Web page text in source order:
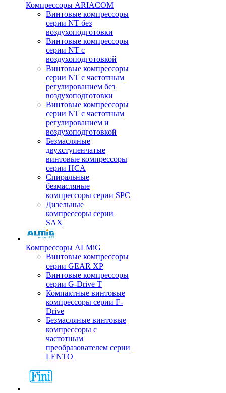
Компрессоры ARIACOM
Винтовые компрессоры
серии NT без
воздухоподготовки
Винтовые компрессоры
серии NT c
воздухоподготовкой
Винтовые компрессоры
серии NT с частотным
регулированием без
воздухоподготовки
Винтовые компрессоры
серии NT с частотным
регулированием и
воздухоподготовкой
Безмасляные
двухступенчатые
винтовые компрессоры
серии HCA
Спиральные
безмасляные
компрессоры серии SPC
Дизельные
компрессоры серии
SAX
Компрессоры ALMiG
Винтовые компрессоры
серии GEAR XP
Винтовые компрессоры
серии G-Drive T
Компактные винтовые
компрессоры серии F-
Drive
Безмасляные винтовые
компрессоры с
частотным
преобразователем серии
LENTO